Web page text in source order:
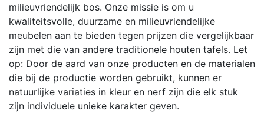
milieuvriendelijk bos. Onze missie is om u
kwaliteitsvolle, duurzame en milieuvriendelijke
meubelen aan te bieden tegen prijzen die vergelijkbaar
zijn met die van andere traditionele houten tafels. Let
op: Door de aard van onze producten en de materialen
die bij de productie worden gebruikt, kunnen er
natuurlijke variaties in kleur en nerf zijn die elk stuk
zijn individuele unieke karakter geven.